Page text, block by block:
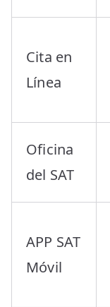
Cita en
Línea
Oficina
del SAT
APP SAT
Móvil